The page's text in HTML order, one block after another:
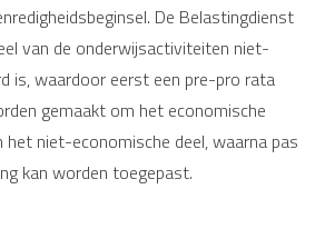
De Belastingdienst
van de onderwijsactiviteiten niet-
is, waardoor eerst een pre-pro rata
gemaakt om het economische
het niet-economische deel, waarna pas
kan worden toegepast.